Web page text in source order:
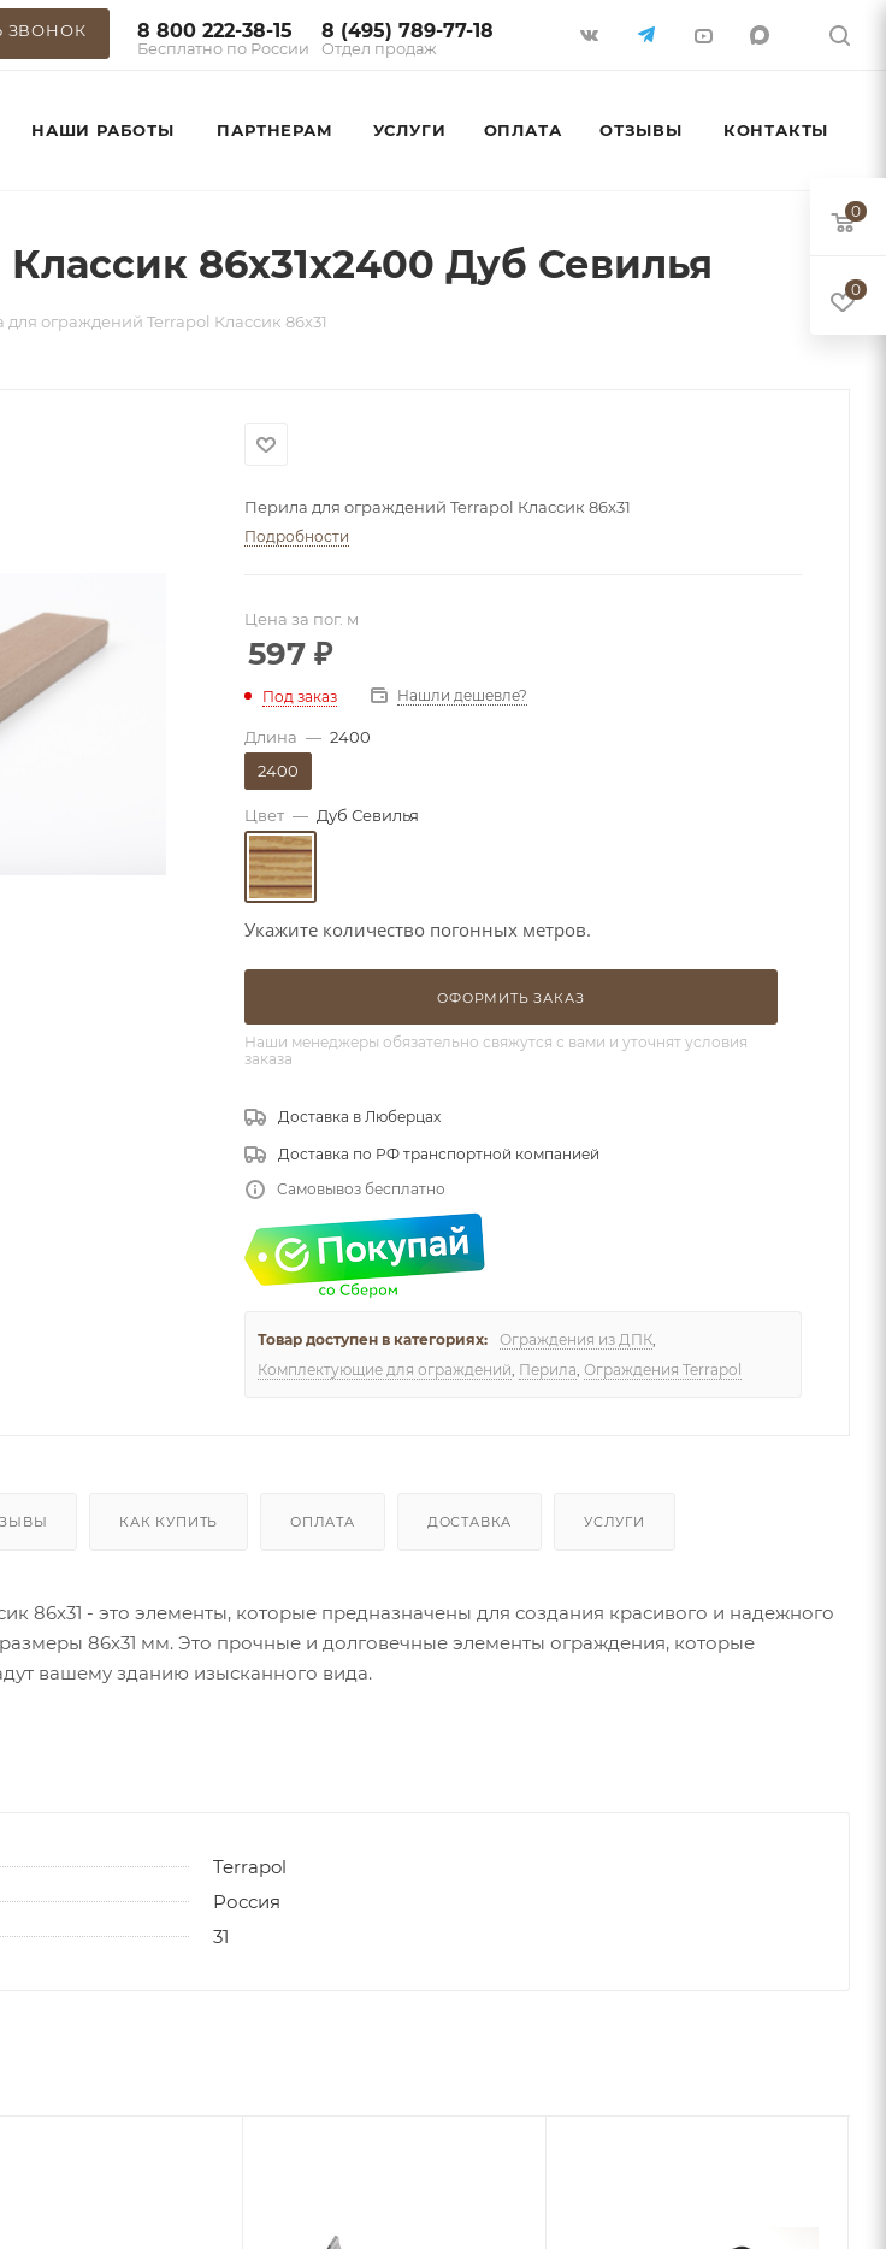
ЗВОНОК 8 800 222-38-15
Бесплатно по России
8 (495) 789-77-18
Отдел продаж
НАШИ РАБОТЫ ПАРТНЕРАМ УСЛУГИ ОПЛАТА ОТЗЫВЫ КОНТАКТЫ
86x31х2400 Дуб Севилья
для ограждений Terrapol Классик 86x31
Перила для ограждений Terrapol Классик 86x31
Подробности
Цена за пог. м
597₽
Под заказ Нашли дешевле?
Длина — 2400
2400
Цвет — Дуб Севилья
Укажите количество погонных метров.
ОФОРМИТЬ ЗАКАЗ
Наши менеджеры обязательно свяжутся с вами и уточнят условия
заказа
Доставка в Люберцах
Доставка по РФ транспортной компанией
Самовывоз бесплатно
Товар доступен в категориях: Ограждения из ДПК,
Комплектующие для ограждений, Перила, Ограждения Terrapol
КАК КУПИТЬ ОПЛАТА ДОСТАВКА УСЛУГИ
86x31 - это элементы, которые предназначены для создания красивого и надежного
86x31 мм. Это прочные и долговечные элементы ограждения, которые
вашему зданию изысканного вида.
Terrapol
Россия
31
0
0